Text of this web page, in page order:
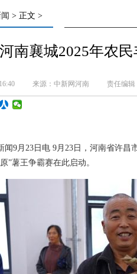
> 正文 >
河南襄城2025年农
来源：中新网河南 责任编辑
月23日电 9月23日，河南省许昌
”薯王争霸赛在此启动。